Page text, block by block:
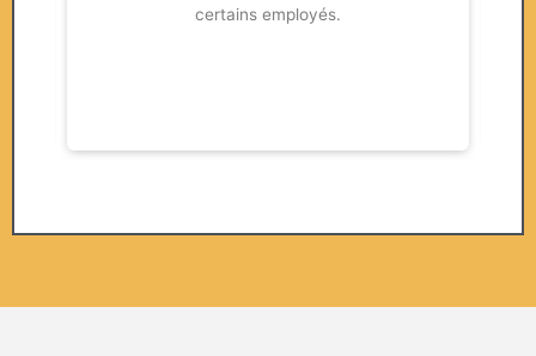
certains employés.